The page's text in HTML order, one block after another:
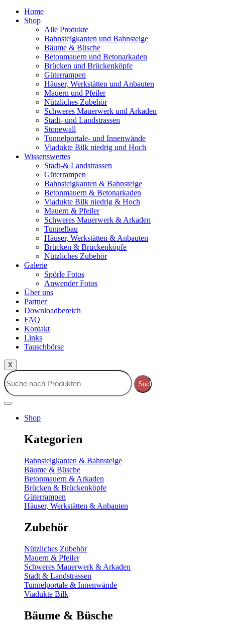
Home
Shop
Alle Produkte
Bahnsteigkanten und Bahnsteige
Bäume & Büsche
Betonmauern und Betonarkaden
Brücken und Brückenköpfe
Güterrampen
Häuser, Werkstätten und Anbauten
Mauern und Pfeiler
Nützliches Zubehör
Schweres Mauerwerk und Arkaden
Stadt- und Landstrassen
Stonewall
Tunnelportale- und Innenwände
Viadukte Bilk niedrig und Hoch
Wissenswertes
Stadt-& Landstrassen
Güterrampen
Bahnsteigkanten & Bahnsteige
Betonmauern & Betonarkaden
Viadukte Bilk niedrig & Hoch
Mauern & Pfeiler
Schweres Mauerwerk & Arkaden
Tunnelbau
Häuser, Werkstätten & Anbauten
Brücken & Brückenköpfe
Nützliches Zubehör
Galerie
Spörle Fotos
Anwender Fotos
Über uns
Partner
Downloadbereich
FAQ
Kontakt
Links
Tauschbörse
X
Suche
Shop
Kategorien
Bahnsteigkanten & Bahnsteige
Bäume & Büsche
Betonmauern & Arkaden
Brücken & Brückenköpfe
Güterrampen
Häuser, Werkstätten & Anbauten
Zubehör
Nützliches Zubehör
Mauern & Pfeiler
Schweres Mauerwerk & Arkaden
Stadt & Landstrassen
Tunnelportale & Innenwände
Viadukte Bilk
Bäume & Büsche